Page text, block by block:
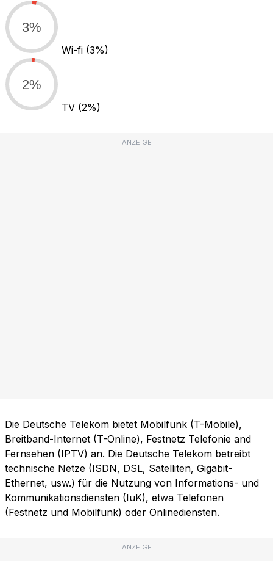
3%
Wi-fi (3%)
2%
TV (2%)
ANZEIGE
Die Deutsche Telekom bietet Mobilfunk (T-Mobile),
Breitband-Internet (T-Online), Festnetz Telefonie and
Fernsehen (IPTV) an. Die Deutsche Telekom betreibt
technische Netze (ISDN, DSL, Satelliten, Gigabit-
Ethernet, usw.) für die Nutzung von Informations- und
Kommunikationsdiensten (IuK), etwa Telefonen
(Festnetz und Mobilfunk) oder Onlinediensten.
ANZEIGE